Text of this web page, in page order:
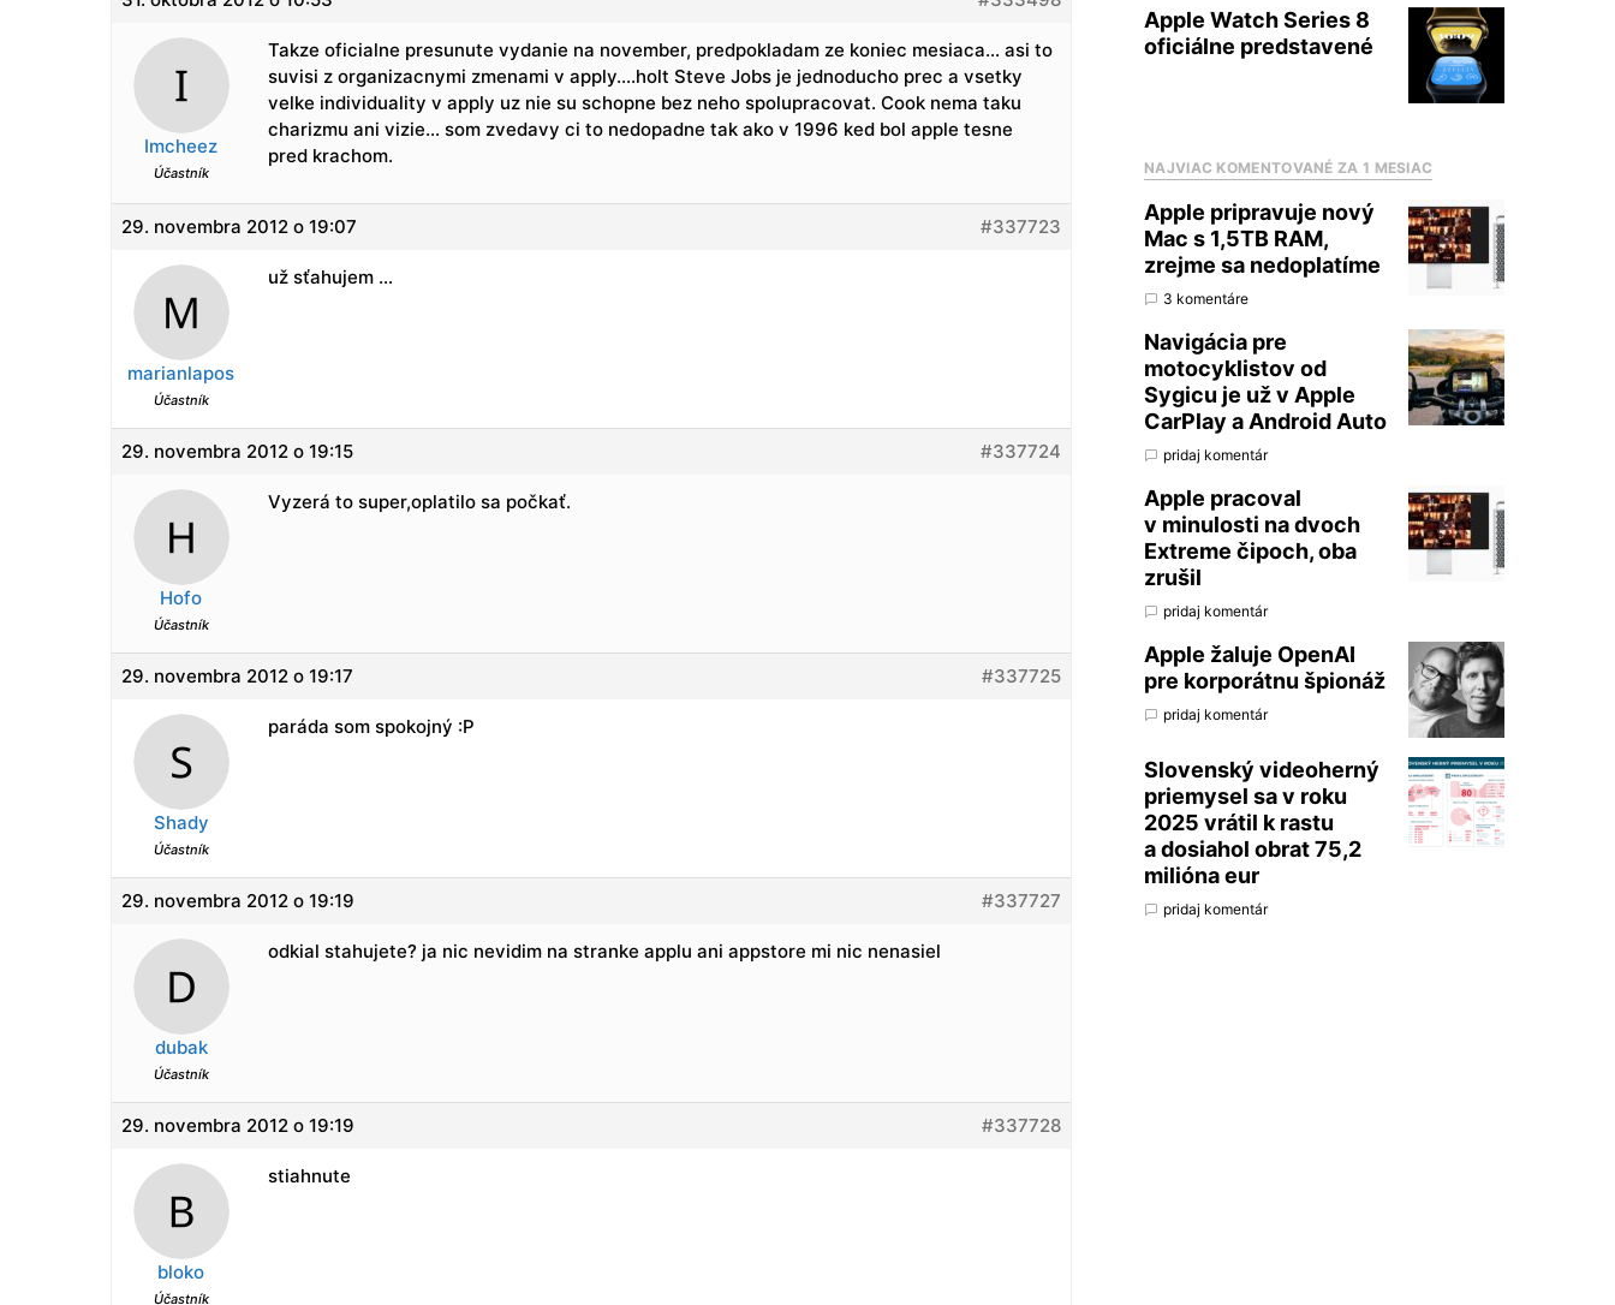
Imcheez
Účastník
Takze oficialne presunute vydanie na november, predpokladam ze koniec mesiaca… asi to
suvisi z organizacnymi zmenami v apply….holt Steve Jobs je jednoducho prec a vsetky
velke individuality v apply uz nie su schopne bez neho spolupracovat. Cook nema taku
charizmu ani vizie… som zvedavy ci to nedopadne tak ako v 1996 ked bol apple tesne
pred krachom.
29. novembra 2012 o 19:07 #337723
marianlapos
Účastník
už sťahujem …
29. novembra 2012 o 19:15 #337724
Hofo
Účastník
Vyzerá to super,oplatilo sa počkať.
29. novembra 2012 o 19:17 #337725
Shady
Účastník
paráda som spokojný :P
29. novembra 2012 o 19:19 #337727
dubak
Účastník
odkial stahujete? ja nic nevidim na stranke applu ani appstore mi nic nenasiel
29. novembra 2012 o 19:19 #337728
bloko
Účastník
stiahnute
Apple Watch Series 8
oficiálne predstavené
NAJVIAC KOMENTOVANÉ ZA 1 MESIAC
Apple pripravuje nový
Mac s 1,5TB RAM,
zrejme sa nedoplatíme
3 komentáre
Navigácia pre
motocyklistov od
Sygicu je už v Apple
CarPlay a Android Auto
pridaj komentár
Apple pracoval
v minulosti na dvoch
Extreme čipoch, oba
zrušil
pridaj komentár
Apple žaluje OpenAI
pre korporátnu špionáž
pridaj komentár
Slovenský videoherný
priemysel sa v roku
2025 vrátil k rastu
a dosiahol obrat 75,2
milióna eur
pridaj komentár